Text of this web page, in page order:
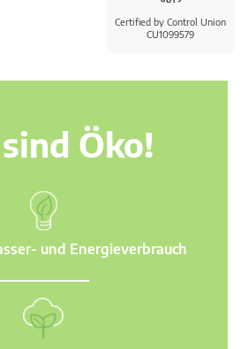
Certified by Control Union
CU1099579
Öko!
und Energieverbrauch